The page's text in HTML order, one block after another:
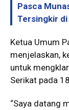
Pasca
Tersingkir
Ketua Umum
menjelaskan,
untuk
Serikat pada
“Saya datang